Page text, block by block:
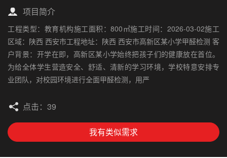
项目简介
工程类型：教育机构施工面积：800㎡施工时间：2026-03-02施工
区域：陕西 西安市工程地址：陕西 西安市高新区某小学甲醛检测 客
户背景：开学在即，高新区某小学始终把孩子们的健康放在首位。
为给全体学生营造安全、舒适、清新的学习环境，学校特意安排专
业团队，对校园环境进行全面甲醛检测，用严
点击：39
我有类似需求